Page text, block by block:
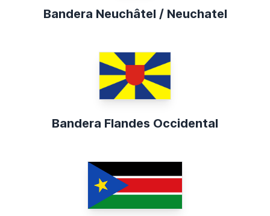
Bandera Neuchâtel / Neuchatel
Bandera Flandes Occidental